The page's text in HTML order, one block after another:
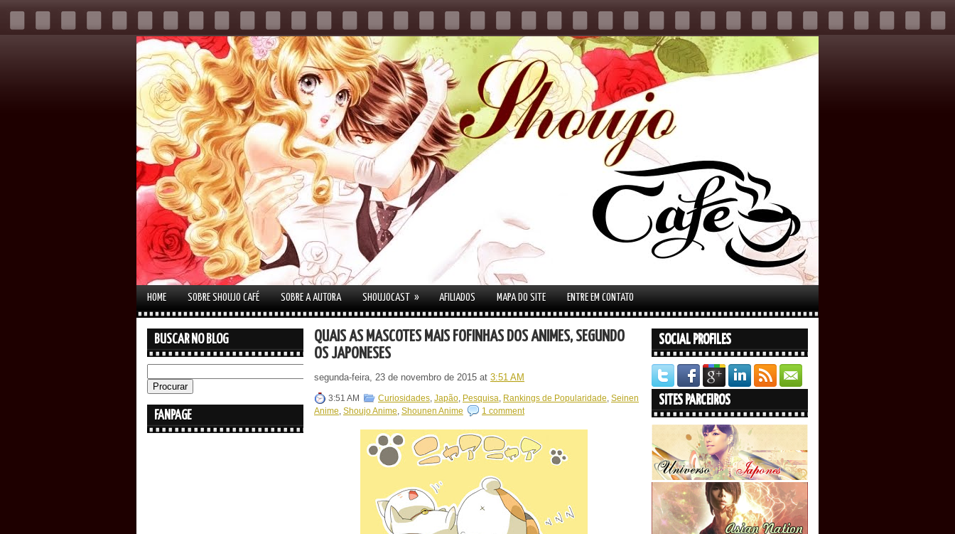
HOME SOBRE SHOUJO CAFÉ SOBRE A AUTORA SHOUJOCAST » AFILIADOS MAPA DO SITE ENTRE EM CONTATO
BUSCAR NO BLOG
FANPAGE
QUAIS AS MASCOTES MAIS FOFINHAS DOS ANIMES, SEGUNDO
OS JAPONESES
segunda-feira, 23 de novembro de 2015 at 3:51 AM
3:51 AM Curiosidades, Japão, Pesquisa, Rankings de Popularidade, Seinen
Anime, Shoujo Anime, Shounen Anime 1 comment
SOCIAL PROFILES
SITES PARCEIROS